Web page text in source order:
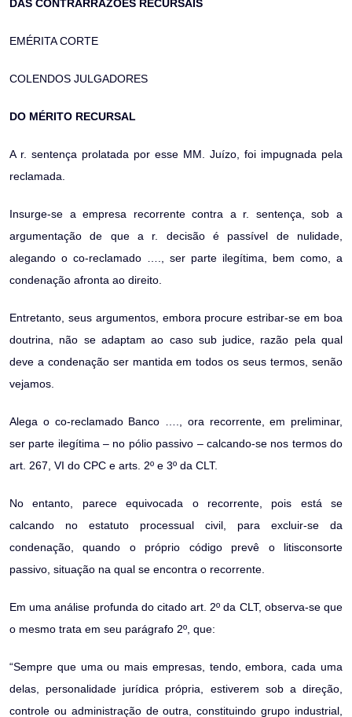
DAS CONTRARRAZÕES RECURSAIS
EMÉRITA CORTE
COLENDOS JULGADORES
DO MÉRITO RECURSAL
A r. sentença prolatada por esse MM. Juízo, foi impugnada pela
reclamada.
Insurge-se a empresa recorrente contra a r. sentença, sob a
argumentação de que a r. decisão é passível de nulidade,
alegando o co-reclamado …., ser parte ilegítima, bem como, a
condenação afronta ao direito.
Entretanto, seus argumentos, embora procure estribar-se em boa
doutrina, não se adaptam ao caso sub judice, razão pela qual
deve a condenação ser mantida em todos os seus termos, senão
vejamos.
Alega o co-reclamado Banco …., ora recorrente, em preliminar,
ser parte ilegítima – no pólio passivo – calcando-se nos termos do
art. 267, VI do CPC e arts. 2º e 3º da CLT.
No entanto, parece equivocada o recorrente, pois está se
calcando no estatuto processual civil, para excluir-se da
condenação, quando o próprio código prevê o litisconsorte
passivo, situação na qual se encontra o recorrente.
Em uma análise profunda do citado art. 2º da CLT, observa-se que
o mesmo trata em seu parágrafo 2º, que:
“Sempre que uma ou mais empresas, tendo, embora, cada uma
delas, personalidade jurídica própria, estiverem sob a direção,
controle ou administração de outra, constituindo grupo industrial,